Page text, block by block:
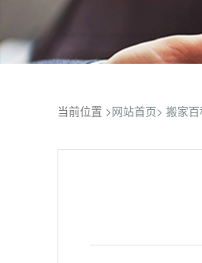
当前位置 >网站首页> 搬家